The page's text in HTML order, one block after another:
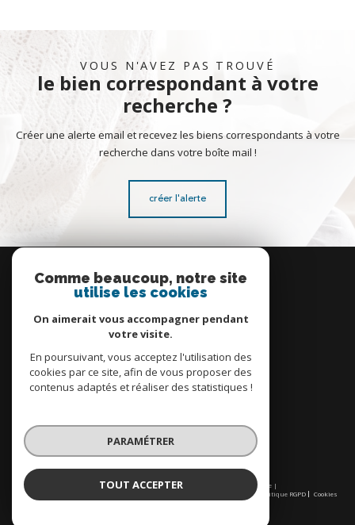
VOUS N'AVEZ PAS TROUVÉ
le bien correspondant à votre
recherche ?
Créer une alerte email et recevez les biens correspondants à votre
recherche dans votre boîte mail !
créer l'alerte
connecter
espace propriétaire
© 2026 | Tous droits réservés | Traduction powered by Google |
Nos honoraires
Politique RGPD Cookies
Comme beaucoup, notre site
utilise les cookies
On aimerait vous accompagner pendant
votre visite.
En poursuivant, vous acceptez l'utilisation des
cookies par ce site, afin de vous proposer des
contenus adaptés et réaliser des statistiques !
PARAMÉTRER
TOUT ACCEPTER